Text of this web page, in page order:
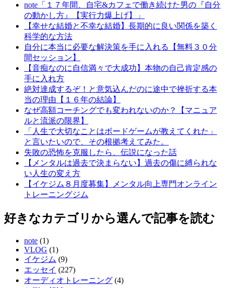
note「１７年間、自宅&カフェで働き続けた男の『自分
の動かし方』【実行力爆上げ】」
【幸せな結婚と不幸な結婚】長期的に良い関係を築く
科学的な方法
自分に本当に必要な解決策を手に入れる【無料３０分
間セッション】
【音痴なのに自信満々で大成功】本物の自己肯定感の
手に入れ方
絶対達成するぞ！と意気込んだのに途中で挫折する本
当の理由【１６年の結論】
なぜ高額コーチングでも変われないのか？【マニュア
ルと流派の限界】
「人生で大切なことはボードゲームが教えてくれた」
と言いたいので、その根拠考えてみた。
失敗の恐怖を克服したら、伝説になった話
【メンタルは過去で決まらない】過去の傷に縛られな
い人生の変え方
【イケジム８月度募集】メンタル向上専門オンライン
トレーニングジム
好きなカテゴリから選んで記事を読む
note (1)
VLOG (1)
イケジム (9)
エッセイ (227)
オーディオトレーニング (4)